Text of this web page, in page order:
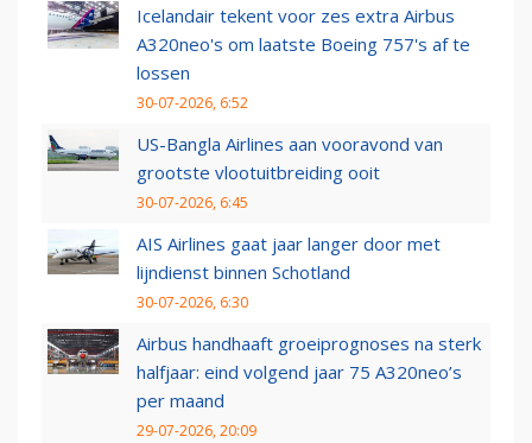
Icelandair tekent voor zes extra Airbus
A320neo's om laatste Boeing 757's af te
lossen
30-07-2026, 6:52
US-Bangla Airlines aan vooravond van
grootste vlootuitbreiding ooit
30-07-2026, 6:45
AIS Airlines gaat jaar langer door met
lijndienst binnen Schotland
30-07-2026, 6:30
Airbus handhaaft groeiprognoses na sterk
halfjaar: eind volgend jaar 75 A320neo’s
per maand
29-07-2026, 20:09